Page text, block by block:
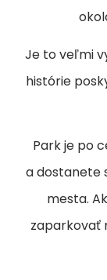
Je to veľmi
histórie
Park je po
a dostanete
mesta.
zaparkovať